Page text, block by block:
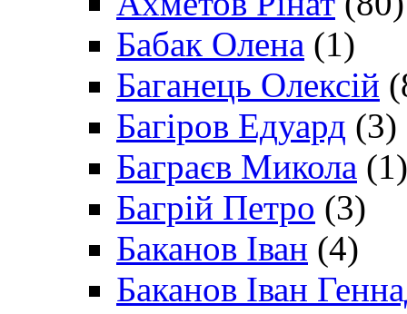
Бабак Олена (1)
Баганець Олексій
Багіров Едуард (3)
Баграєв Микола (1)
Багрій Петро (3)
Баканов Іван (4)
Баканов Іван